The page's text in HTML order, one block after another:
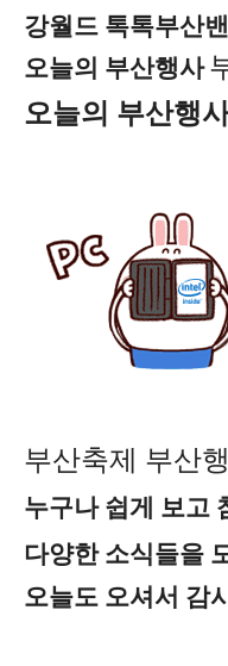
강월드 톡톡부산
오늘의 부산행사
오늘의 부산행
부산축제 부산
누구나 쉽게 보고
다양한 소식들을
오늘도 오셔서 감